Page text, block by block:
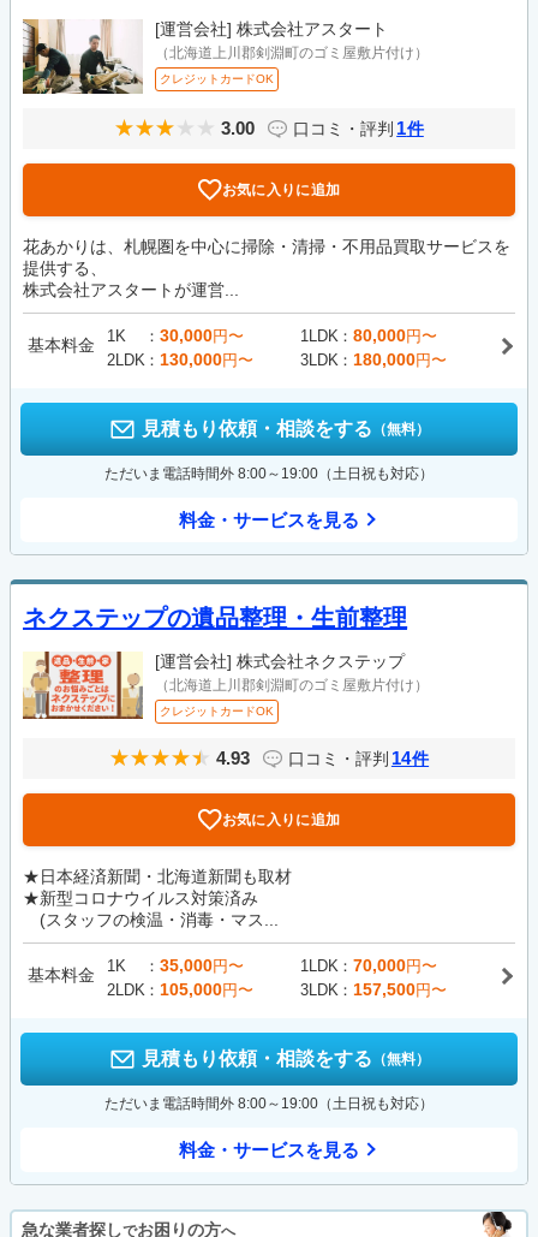
[運営会社] 株式会社アスタート
（北海道上川郡剣淵町のゴミ屋敷片付け）
クレジットカードOK
3.00 口コミ・評判 1件
お気に入りに追加
花あかりは、札幌圏を中心に掃除・清掃・不用品買取サービスを
提供する、
株式会社アスタートが運営...
基本料金 1K 30,000円〜 1LDK 80,000円〜
2LDK
130,000円〜 3LDK 180,000円〜
見積もり依頼・相談をする （無料）
ただいま電話時間外 8:00～19:00（土日祝も対応）
料金・サービスを見る
ネクステップの遺品整理・生前整理
[運営会社] 株式会社ネクステップ
（北海道上川郡剣淵町のゴミ屋敷片付け）
クレジットカードOK
4.93 口コミ・評判 14件
お気に入りに追加
★日本経済新聞・北海道新聞も取材
★新型コロナウイルス対策済み
(スタッフの検温・消毒・マス...
基本料金 1K 35,000円〜 1LDK 70,000円〜
2LDK
105,000円〜 3LDK 157,500円〜
見積もり依頼・相談をする （無料）
ただいま電話時間外 8:00～19:00（土日祝も対応）
料金・サービスを見る
急な業者探しでお困りの方へ